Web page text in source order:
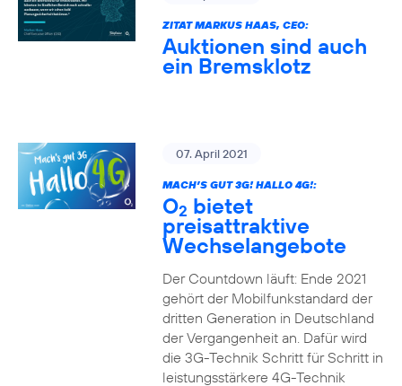
ZITAT MARKUS HAAS, CEO:
Auktionen sind auch
ein Bremsklotz
07. April 2021
MACH’S GUT 3G! HALLO 4G!:
O2 bietet
preisattraktive
Wechselangebote
Der Countdown läuft: Ende 2021
gehört der Mobilfunkstandard der
dritten Generation in Deutschland
der Vergangenheit an. Dafür wird
die 3G-Technik Schritt für Schritt in
leistungsstärkere 4G-Technik